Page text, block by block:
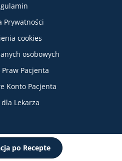
po Recepte
Prywatności
cookies
osobowych
Praw Pacjenta
Konto Pacjenta
dla Lekarza
Recept.pl